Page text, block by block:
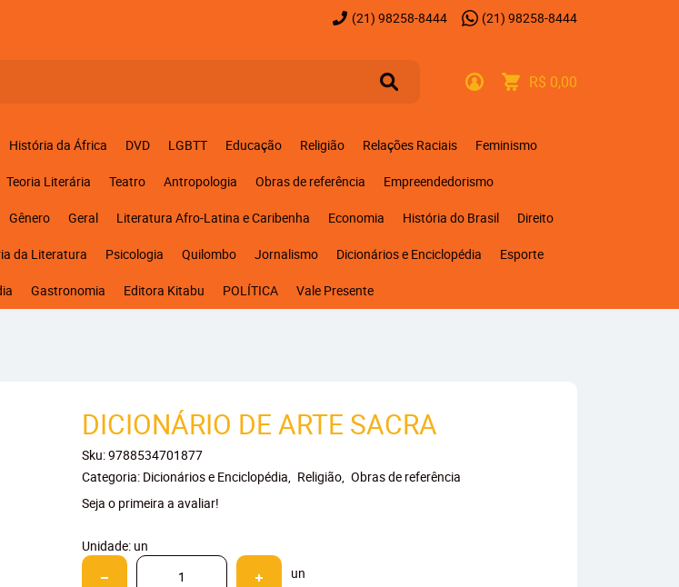
(21) 98258-8444 (21) 98258-8444
R$ 0,00
História da África DVD LGBTT Educação Religião Relações Raciais Feminismo
Teoria Literária Teatro Antropologia Obras de referência Empreendedorismo
Gênero Geral Literatura Afro-Latina e Caribenha Economia História do Brasil Direito
da Literatura Psicologia Quilombo Jornalismo Dicionários e Enciclopédia Esporte
Gastronomia Editora Kitabu POLÍTICA Vale Presente
DICIONÁRIO DE ARTE SACRA
Sku:9788534701877
Categoria: Dicionários e Enciclopédia Religião Obras de referência
Seja o primeira a avaliar!
Unidade: un
un